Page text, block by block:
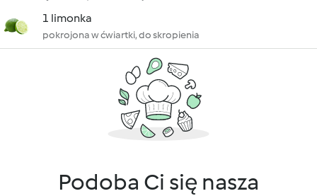
1 limonka
pokrojona w ćwiartki, do skropienia
Podoba Ci się nasza